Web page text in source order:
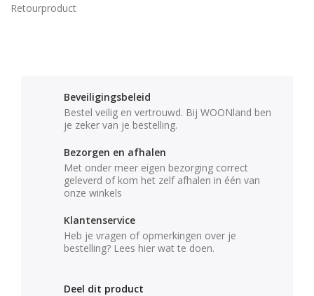
Retourproduct
Beveiligingsbeleid
Bestel veilig en vertrouwd. Bij WOONland ben
je zeker van je bestelling.
Bezorgen en afhalen
Met onder meer eigen bezorging correct
geleverd of kom het zelf afhalen in één van
onze winkels
Klantenservice
Heb je vragen of opmerkingen over je
bestelling? Lees hier wat te doen.
Deel dit product